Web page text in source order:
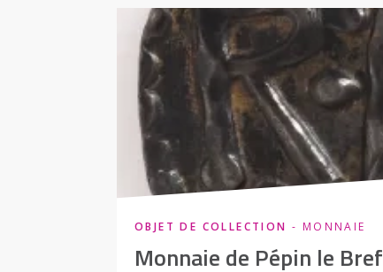
OBJET DE COLLECTION - MONNAIE
Monnaie de Pépin le Bref